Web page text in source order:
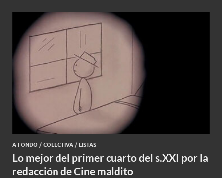
A FONDO / COLECTIVA / LISTAS
Lo mejor del primer cuarto del s.XXI por la
redacción de Cine maldito